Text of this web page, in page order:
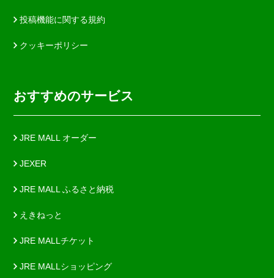
投稿機能に関する規約
クッキーポリシー
おすすめのサービス
JRE MALL オーダー
JEXER
JRE MALL ふるさと納税
えきねっと
JRE MALLチケット
JRE MALLショッピング